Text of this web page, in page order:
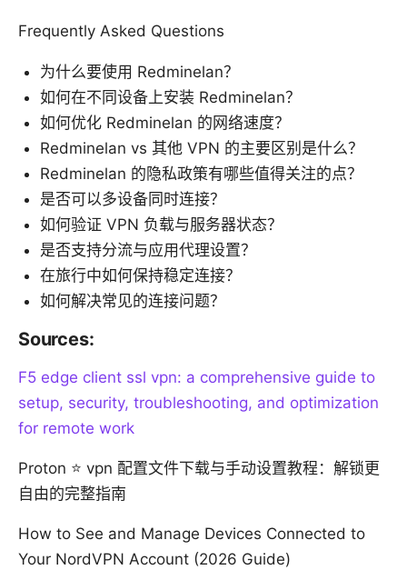
Frequently Asked Questions
为什么要使用 Redminelan？
如何在不同设备上安装 Redminelan？
如何优化 Redminelan 的网络速度？
Redminelan vs 其他 VPN 的主要区别是什么？
Redminelan 的隐私政策有哪些值得关注的点？
是否可以多设备同时连接？
如何验证 VPN 负载与服务器状态？
是否支持分流与应用代理设置？
在旅行中如何保持稳定连接？
如何解决常见的连接问题？
Sources:
F5 edge client ssl vpn: a comprehensive guide to
setup, security, troubleshooting, and optimization
for remote work
Proton ⭐ vpn 配置文件下载与手动设置教程：解锁更
自由的完整指南
How to See and Manage Devices Connected to
Your NordVPN Account (2026 Guide)